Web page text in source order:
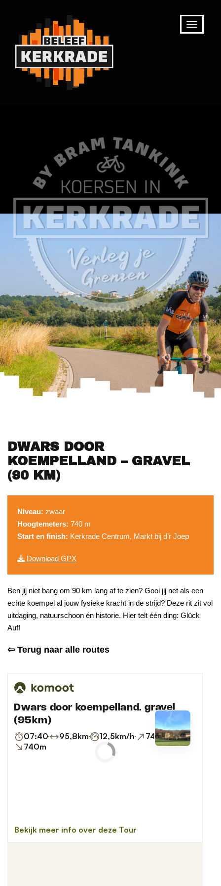
DWARS DOOR
KOEMPELLAND – GRAVEL
(90 KM)
Niveau: zwaar
Hoogtemeters: 740 m
Start en finish: Kerkrade Centrum, Markt bij d’r Joep
Download GPX
Ben jij niet bang om 90 km lang af te zien? Gooi jij net als een
echte koempel al jouw fysieke kracht in de strijd? Deze rit zit vol
uitdaging, natuurschoon én historie. Hier telt één ding: Glück
Auf!
⇦ Terug naar alle routes